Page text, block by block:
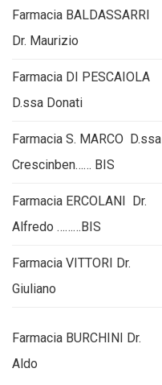
Farmacia BALDASSARRI
Dr. Maurizio
Farmacia DI PESCAIOLA
D.ssa Donati
Farmacia S. MARCO D.ssa
Crescinben…… BIS
Farmacia ERCOLANI Dr.
Alfredo ………BIS
Farmacia VITTORI Dr.
Giuliano
Farmacia BURCHINI Dr.
Aldo